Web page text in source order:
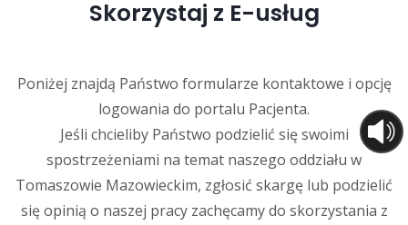
Skorzystaj z E-usług
Poniżej znajdą Państwo formularze kontaktowe i opcję
logowania do portalu Pacjenta.
Jeśli chcieliby Państwo podzielić się swoimi
spostrzeżeniami na temat naszego oddziału w
Tomaszowie Mazowieckim, zgłosić skargę lub podzielić
się opinią o naszej pracy zachęcamy do skorzystania z